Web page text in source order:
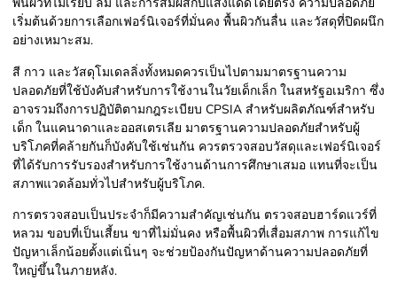
พื้นผิวที่ไม่เรียบ ลม และการสัมผัสกับแสงแดดโดยตรง ความปลอดภัย
เริ่มต้นด้วยการเลือกเฟอร์นิเจอร์ที่มั่นคง พื้นผิวกันลื่น และวัสดุที่ปิดผนึก
อย่างเหมาะสม.
สี กาว และวัสดุโมเดลลิ่งทั้งหมดควรเป็นไปตามมาตรฐานความ
ปลอดภัยที่ใช้บังคับสำหรับการใช้งานในวัยเด็กเล็ก ในสหรัฐอเมริกา ซึ่ง
อาจรวมถึงการปฏิบัติตามกฎระเบียบ CPSIA สำหรับผลิตภัณฑ์สำหรับ
เด็ก ในแคนาดาและออสเตรเลีย มาตรฐานความปลอดภัยสำหรับผู้
บริโภคที่คล้ายกันก็บังคับใช้เช่นกัน ควรตรวจสอบวัสดุและเฟอร์นิเจอร์
ที่ได้รับการรับรองสำหรับการใช้งานด้านการศึกษาเสมอ แทนที่จะเป็น
สภาพแวดล้อมทั่วไปสำหรับผู้บริโภค.
การตรวจสอบเป็นประจำก็มีความสำคัญเช่นกัน ตรวจสอบฮาร์ดแวร์ที่
หลวม ขอบที่เป็นเสี้ยน ขาที่ไม่มั่นคง หรือพื้นผิวที่เสื่อมสภาพ การแก้ไข
ปัญหาเล็กน้อยตั้งแต่เนิ่นๆ จะช่วยป้องกันปัญหาด้านความปลอดภัยที่
ใหญ่ขึ้นในภายหลัง.